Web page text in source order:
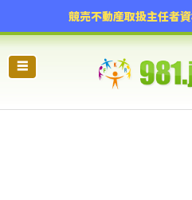
競売不動産取扱主任者
☰